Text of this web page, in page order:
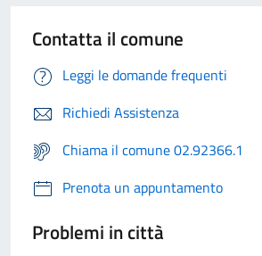
Contatta il comune
Leggi le domande frequenti
Richiedi Assistenza
Chiama il comune 02.92366.1
Prenota un appuntamento
Problemi in città